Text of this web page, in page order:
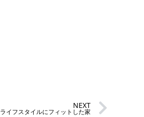
NEXT
ライフスタイルにフィットした家